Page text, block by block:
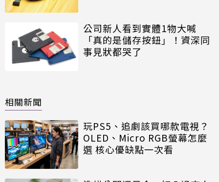
公司新人看到實體1物大喊
「真的是儲存按鈕」！資深同
事見狀都哭了
相關新聞
玩PS5、追劇該買哪款電視？
OLED、Micro RGB螢幕怎麼
選 核心優缺點一次看